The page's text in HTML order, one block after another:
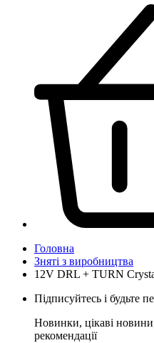
Головна
Зняті з виробництва
12V DRL + TURN
Підписуйтесь і будьте
Новинки, цікаві
рекомендації